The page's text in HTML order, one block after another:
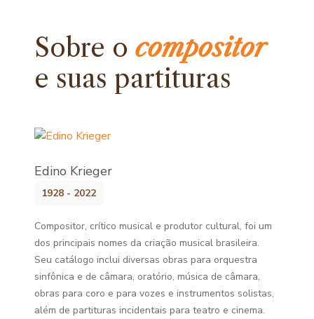
Sobre ocompositor
e suas partituras
Edino Krieger
1928 - 2022
Compositor, crítico musical e produtor cultural, foi um
dos principais nomes da criação musical brasileira.
Seu catálogo inclui diversas obras para orquestra
sinfônica e de câmara, oratório, música de câmara,
obras para coro e para vozes e instrumentos solistas,
além de partituras incidentais para teatro e cinema.